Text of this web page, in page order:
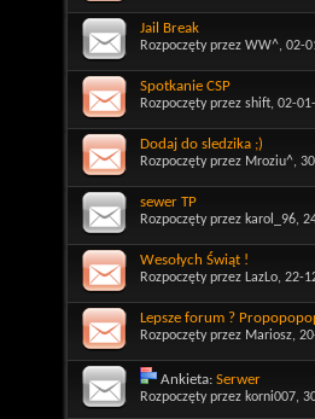
Jail Break
Rozpoczęty przez WW^, 02-
Spotkanie CSP
Rozpoczęty przez shift, 02-
Dodaj do sledzika ;)
Rozpoczęty przez Mroziu^,
sewer TP
Rozpoczęty przez karol_96,
Wesołych Świąt !
Rozpoczęty przez LazLo, 22-
Lepsze forum ?
Rozpoczęty przez Mariosz,
Ankieta: Serwer
Rozpoczęty przez korni007,